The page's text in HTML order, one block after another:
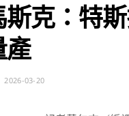
斯克：特
產
2026-03-20